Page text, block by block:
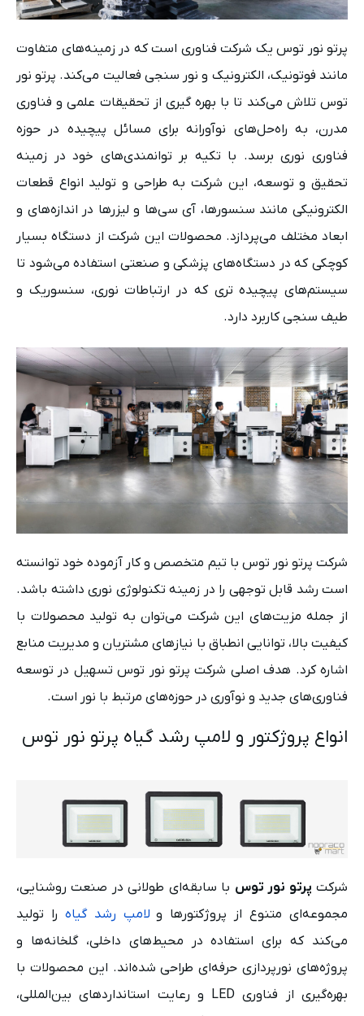
پرتو نور توس یک شرکت فناوری است که در زمینه‌های متفاوت
مانند فوتونیک، الکترونیک و نور سنجی فعالیت می‌کند. پرتو نور
توس تلاش می‌کند تا با بهره‌ گیری از تحقیقات علمی و فناوری
مدرن، به راه‌حل‌های نوآورانه برای مسائل پیچیده در حوزه
فناوری نوری برسد. با تکیه بر توانمندی‌های خود در زمینه
تحقیق و توسعه، این شرکت به طراحی و تولید انواع قطعات
الکترونیکی مانند سنسورها، آی سی‌ها و لیزرها در اندازه‌های و
ابعاد مختلف می‌پردازد. محصولات این شرکت از دستگاه بسیار
کوچکی که در دستگاه‌های پزشکی و صنعتی استفاده می‌شود تا
سیستم‌های پیچیده‌ تری که در ارتباطات نوری، سنسوریک و
طیف ‌سنجی کاربرد دارد.
شرکت پرتو نور توس با تیم متخصص و کار آزموده خود توانسته
است رشد قابل توجهی را در زمینه تکنولوژی نوری داشته باشد.
از جمله مزیت‌های این شرکت می‌توان به تولید محصولات با
کیفیت بالا، توانایی انطباق با نیازهای مشتریان و مدیریت منابع
اشاره کرد. هدف اصلی شرکت پرتو نور توس تسهیل در توسعه
فناوری‌های جدید و نوآوری در حوزه‌های مرتبط با نور است.
انواع پروژکتور و لامپ رشد گیاه پرتو نور توس
شرکت پرتو نور توس با سابقه‌ای طولانی در صنعت روشنایی،
مجموعه‌ای متنوع از پروژکتورها و لامپ رشد گیاهرا تولید
می‌کند که برای استفاده در محیط‌های داخلی، گلخانه‌ها و
پروژه‌های نورپردازی حرفه‌ای طراحی شده‌اند. این محصولات با
بهره‌گیری از فناوری LED و رعایت استانداردهای بین‌المللی،